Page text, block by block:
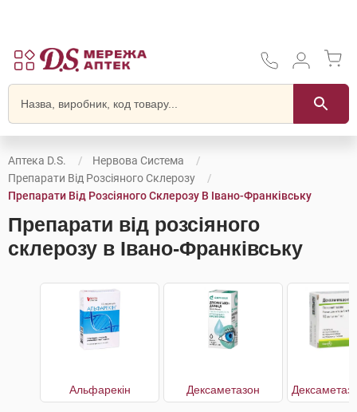
Аптека D.S.
Нервова Система
Препарати Від Розсіяного Склерозу
Препарати Від Розсіяного Склерозу В Івано-Франківську
Препарати від розсіяного
склерозу в Івано-Франківську
Альфарекін Дексаметазон